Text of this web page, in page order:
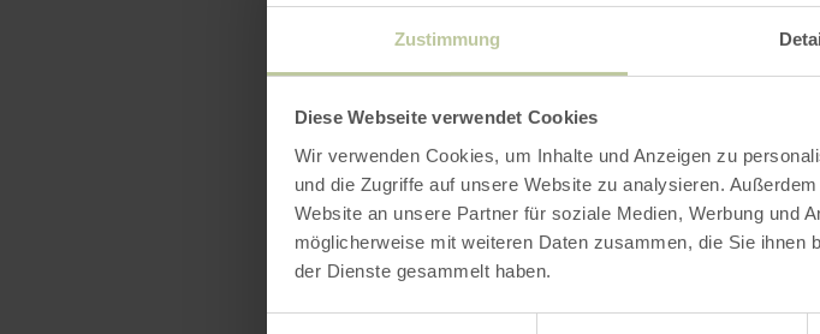
Zustimmung
Diese Webseite verwendet Cookies
Wir verwenden Cookies, um Inhalte und Anzeigen zu
und die Zugriffe auf unsere Website zu analysieren.
Website an unsere Partner für soziale Medien, Werbung und
möglicherweise mit weiteren Daten zusammen, die Sie
der Dienste gesammelt haben.